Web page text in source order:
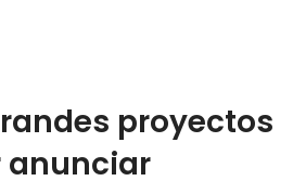
proyectos
anunciar